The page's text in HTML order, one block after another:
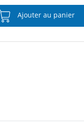
Ajouter au panier